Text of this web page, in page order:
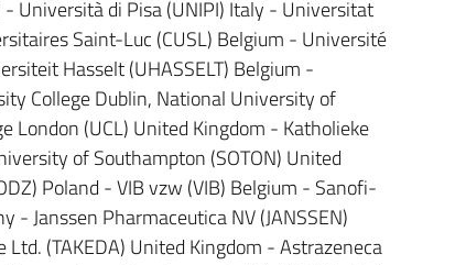
Università di Pisa (UNIPI) Italy - Universitat
Saint-Luc (CUSL) Belgium - Université
Hasselt (UHASSELT) Belgium -
College Dublin, National University of
London (UCL) United Kingdom - Katholieke
of Southampton (SOTON) United
Poland - VIB vzw (VIB) Belgium - Sanofi-
- Janssen Pharmaceutica NV (JANSSEN)
(TAKEDA) United Kingdom - Astrazeneca